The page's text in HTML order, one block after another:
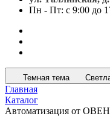
Пн - Пт: с 9:00 до
Темная тема
Главная
Каталог
Автоматизация от ОВЕН